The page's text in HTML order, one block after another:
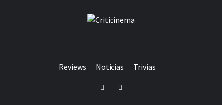
Reviews Noticias Trivias
TwitterFacebook